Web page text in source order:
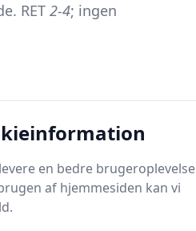
RET 2-4; ingen
smidigt stof.
hydrofile PU-
en bedre brugeroplevelse
af hjemmesiden kan vi